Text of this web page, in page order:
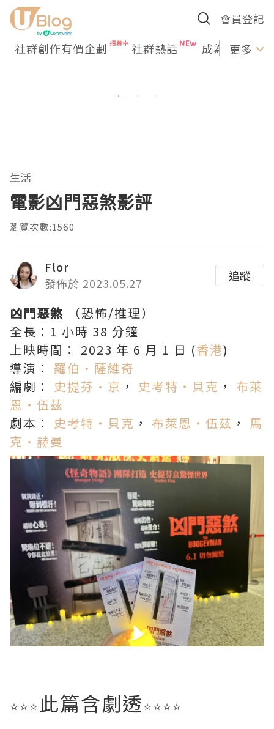
會員登記
社群創作有價企劃 社群熱話 成為U更多
生活
電影凶門惡煞影評
瀏覽次數:1560
Flor
發佈於 2023.05.27
追蹤
凶門惡煞
（恐怖/推理）
全長：1 小時 38 分鐘
上映時間： 2023 年 6 月 1 日 (香港)
導演： 羅伯·薩維奇
編劇： 史提芬·京 ， 史考特・貝克 ， 布萊
恩・伍茲
劇本： 史考特・貝克 ， 布萊恩・伍茲 ， 馬
克·赫曼
⭐️⭐️⭐️ 此篇含劇透⭐️⭐️⭐️⭐️